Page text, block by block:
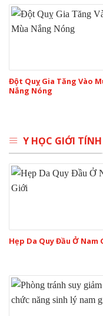
Đột Quỵ Gia Tăng Vào
Nắng Nóng
Y HỌC GIỚI TÍNH
Hẹp Da Quy Đầu Ở Nam